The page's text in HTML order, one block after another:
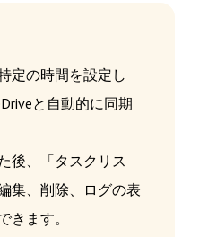
定の時間を設定し
と自動的に同期
後、「タスクリス
集、削除、ログの表
きます。